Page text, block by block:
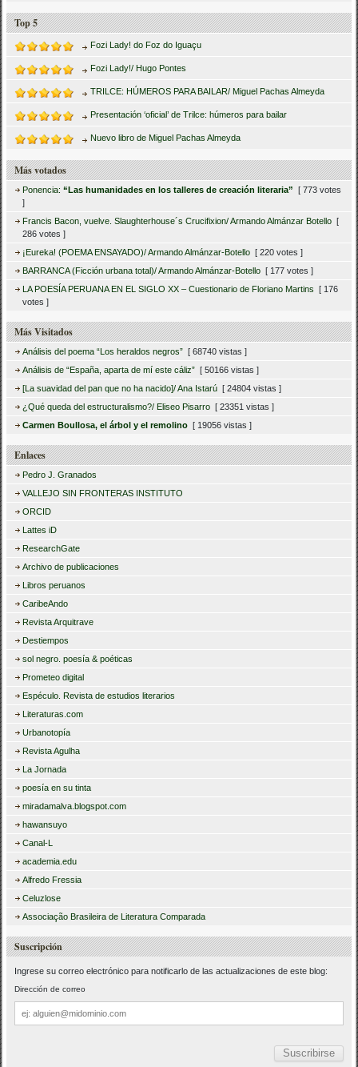
Top 5
Fozi Lady! do Foz do Iguaçu
Fozi Lady!/ Hugo Pontes
TRILCE: HÚMEROS PARA BAILAR/ Miguel Pachas Almeyda
Presentación ‘oficial’ de Trilce: húmeros para bailar
Nuevo libro de Miguel Pachas Almeyda
Más votados
Ponencia:“Las humanidades en los talleres de creación literaria”
[ 773 votes
]
Francis Bacon, vuelve. Slaughterhouse´s Crucifixion/ Armando Almánzar Botello [
286 votes ]
¡Eureka! (POEMA ENSAYADO)/ Armando Almánzar-Botello [ 220 votes ]
BARRANCA (Ficción urbana total)/ Armando Almánzar-Botello [ 177 votes ]
LA POESÍA PERUANA EN EL SIGLO XX – Cuestionario de Floriano Martins
[ 176
votes ]
Más Visitados
Análisis del poema “Los heraldos negros” [ 68740 vistas ]
Análisis de “España, aparta de mí este cáliz” [ 50166 vistas ]
[La suavidad del pan que no ha nacido]/ Ana Istarú [ 24804 vistas ]
¿Qué queda del estructuralismo?/ Eliseo Pisarro [ 23351 vistas ]
Carmen Boullosa, el árbol y el remolino [ 19056 vistas ]
Enlaces
Pedro J. Granados
VALLEJO SIN FRONTERAS INSTITUTO
ORCID
Lattes iD
ResearchGate
Archivo de publicaciones
Libros peruanos
CaribeAndo
Revista Arquitrave
Destiempos
sol negro. poesía & poéticas
Prometeo digital
Espéculo. Revista de estudios literarios
Literaturas.com
Urbanotopía
Revista Agulha
La Jornada
poesía en su tinta
miradamalva.blogspot.com
hawansuyo
Canal-L
academia.edu
Alfredo Fressia
Celuzlose
Associação Brasileira de Literatura Comparada
Suscripción
Ingrese su correo electrónico para notificarlo de las actualizaciones de este blog:
Dirección de correo
Dirección
de
correo